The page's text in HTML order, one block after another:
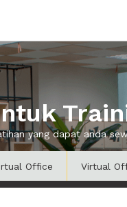
yang dapat anda
Office Virtual